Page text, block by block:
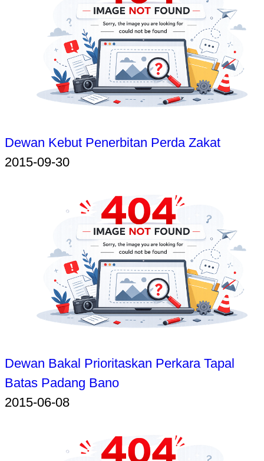
Dewan Kebut Penerbitan Perda Zakat
2015-09-30
Dewan Bakal Prioritaskan Perkara Tapal
Batas Padang Bano
2015-06-08